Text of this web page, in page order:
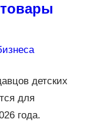
детских
для
года.